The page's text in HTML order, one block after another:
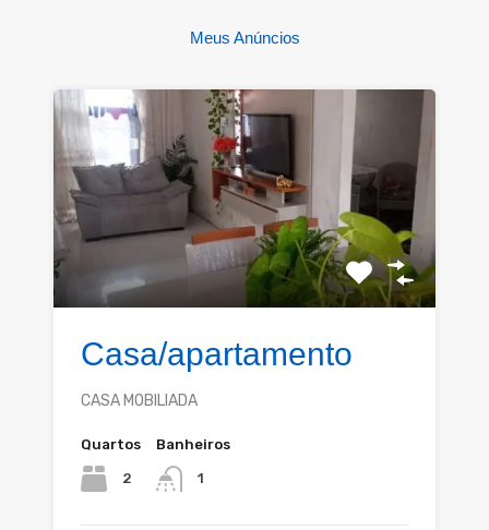
Meus Anúncios
Casa/apartamento
CASA MOBILIADA
Quartos
2
Banheiros
1